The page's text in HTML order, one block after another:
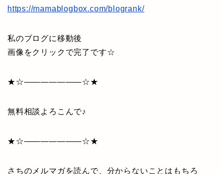
https://mamablogbox.com/blogrank/
私のブログに移動後
画像をクリックで完了です☆
★☆———————☆★
無料相談よろこんで♪
★☆———————☆★
さちのメルマガを読んで、分からないことはもちろ